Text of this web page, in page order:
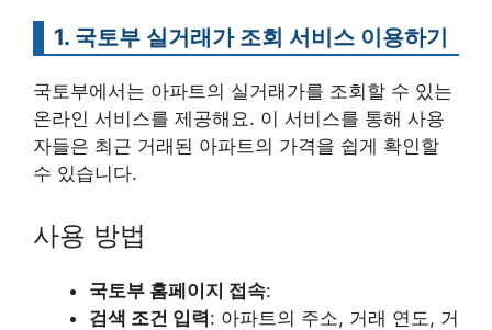
1. 국토부 실거래가 조회 서비스 이용하기
국토부에서는 아파트의 실거래가를 조회할 수 있는
온라인 서비스를 제공해요. 이 서비스를 통해 사용
자들은 최근 거래된 아파트의 가격을 쉽게 확인할
수 있습니다.
사용 방법
국토부 홈페이지 접속:
검색 조건 입력: 아파트의 주소, 거래 연도, 거